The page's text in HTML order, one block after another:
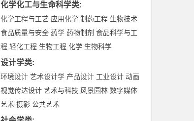
化学化工与生命科学类:
化学工程与工艺 应用化学 制药工程 生物技术
食品质量与安全 药学 药物制剂 食品科学与工
程 轻化工程 生物工程 化学 生物科学
设计学类:
环境设计 艺术设计学 产品设计 工业设计 动画
视觉传达设计 艺术与科技 风景园林 数字媒体
艺术 摄影 公共艺术